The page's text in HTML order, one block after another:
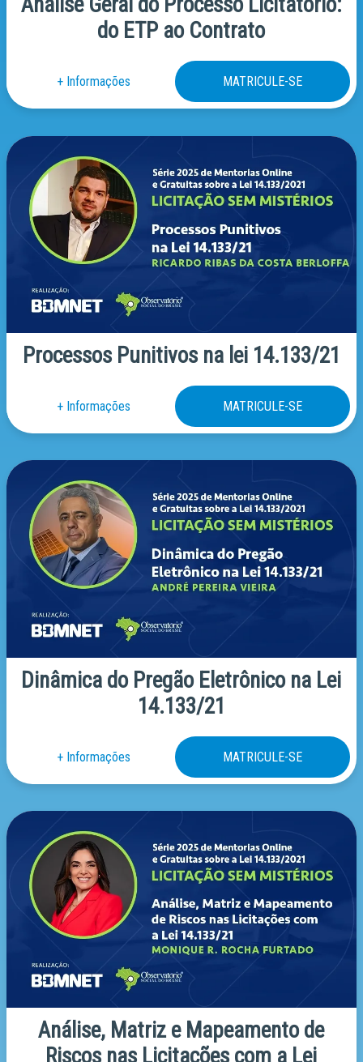
do ETP ao Contrato
Processos Punitivos na lei 14.133/21
Dinâmica do Pregão Eletrônico na Lei
14.133/21
Análise, Matriz e Mapeamento de
Riscos nas Licitações com a Lei